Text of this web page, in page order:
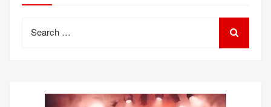
for: